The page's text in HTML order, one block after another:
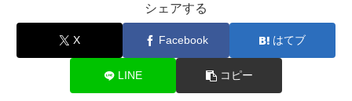
シェアする
X Facebook はてブ
LINE コピー